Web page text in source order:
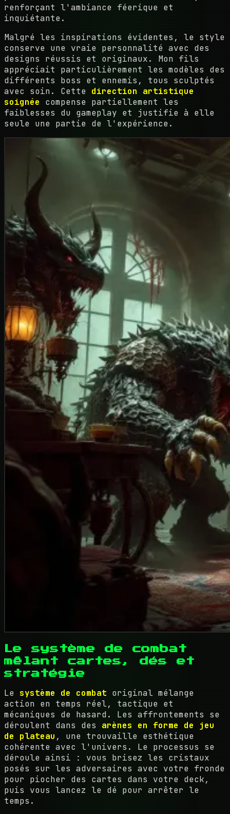
renforçant l'ambiance féerique et
inquiétante.
Malgré les inspirations évidentes, le style
conserve une vraie personnalité avec des
designs réussis et originaux. Mon fils
appréciait particulièrement les modèles des
différents boss et ennemis, tous sculptés
avec soin. Cette direction artistique
soignée compense partiellement les
faiblesses du gameplay et justifie à elle
seule une partie de l'expérience.
Le système de combat
mêlant cartes, dés et
stratégie
Le système de combat original mélange
action en temps réel, tactique et
mécaniques de hasard. Les affrontements se
déroulent dans des arènes en forme de jeu
de plateau , une trouvaille esthétique
cohérente avec l'univers. Le processus se
déroule ainsi : vous brisez les cristaux
posés sur les adversaires avec votre fronde
pour piocher des cartes dans votre deck,
puis vous lancez le dé pour arrêter le
temps.